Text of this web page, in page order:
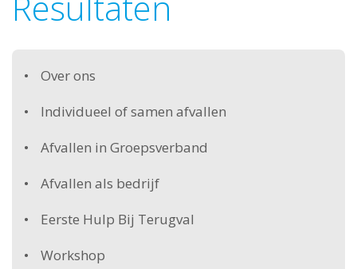
Over ons
Individueel of samen afvallen
Afvallen in Groepsverband
Afvallen als bedrijf
Eerste Hulp Bij Terugval
Workshop